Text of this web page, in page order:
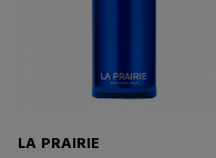
LA PRAIRIE